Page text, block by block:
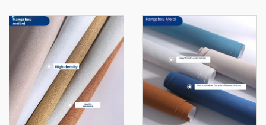
ستارة مضادة للرياح وتحتفظ
بالدفء مناسبة لغرفة النوم
وغرفة المعيشة
والبقع، أسلوب حديث بسيط،
ورق جدران لجميع أنحاء
المنزل، بالجملة من المصنع
المصدر